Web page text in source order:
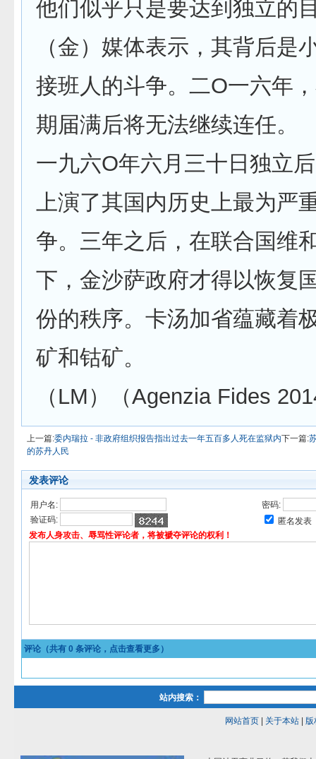
他们似乎只是要达到独立的
（金）媒体表示，其背后是
接班人的斗争。二O一六年
期届满后将无法继续连任。
一九六O年六月三十日独立
上演了其国内历史上最为严
争。三年之后，在联合国维
下，金沙萨政府才得以恢复
份的秩序。卡汤加省蕴藏着
矿和钴矿。
（LM）（Agenzia Fides
上一篇:委内瑞拉 - 非政府组织报告指出过去一年五百多人死在监狱内下一篇:
的苏丹人民
发表评论
用户名:
密码:
验证码:
匿名发表
发布人身攻击、辱骂性评论者，将被褫夺评论的权利！
评论（共有 0 条评论，点击查看更多）
站内搜索：
网站首页| 关于本站| 版